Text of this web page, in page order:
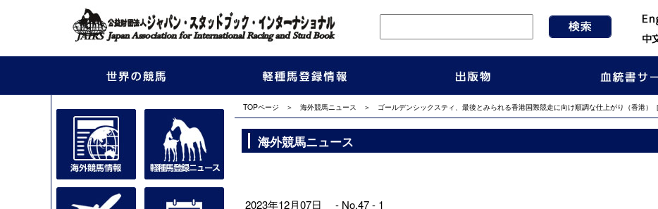
TOPページ ＞ 海外競馬ニュース ＞ ゴールデンシックスティ、最後とみられる香港国際競走に向け順調な仕上がり（香港）［
海外競馬ニュース
2023年12月07日 - No.47 - 1